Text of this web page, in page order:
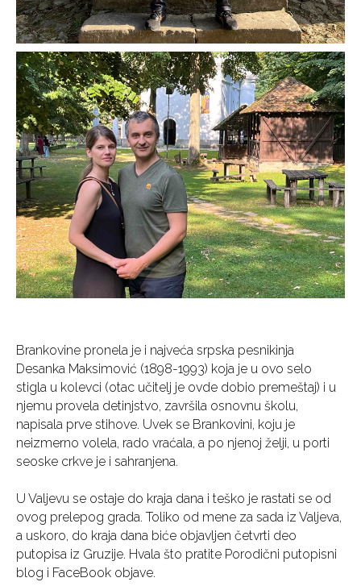
Brankovine pronela je i najveća srpska pesnikinja
Desanka Maksimović (1898-1993) koja je u ovo selo
stigla u kolevci (otac učitelj je ovde dobio premeštaj) i u
njemu provela detinjstvo, završila osnovnu školu,
napisala prve stihove. Uvek se Brankovini, koju je
neizmerno volela, rado vraćala, a po njenoj želji, u porti
seoske crkve je i sahranjena.
U Valjevu se ostaje do kraja dana i teško je rastati se od
ovog prelepog grada. Toliko od mene za sada iz Valjeva,
a uskoro, do kraja dana biće objavljen četvrti deo
putopisa iz Gruzije. Hvala što pratite Porodični putopisni
blog i FaceBook objave.